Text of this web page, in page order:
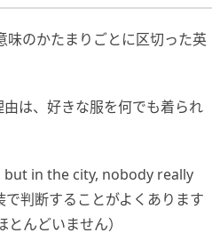
味のかたまりごとに区切った英
は、好きな服を何でも着られ
in the city, nobody really
判断することがよくあります
んどいません）